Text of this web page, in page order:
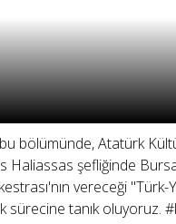
bölümünde, Atatürk
Haliassas şefliğinde
vereceği
sürecine tanık oluyoruz.